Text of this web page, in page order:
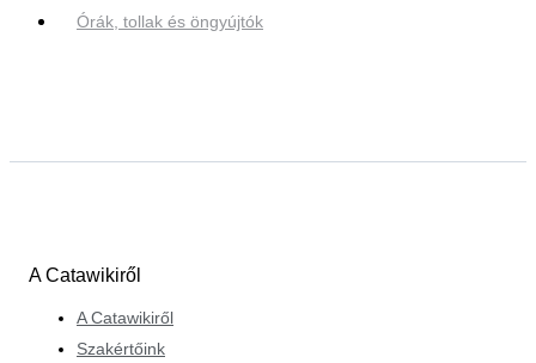
Órák, tollak és öngyújtók
A Catawikiről
A Catawikiről
Szakértőink